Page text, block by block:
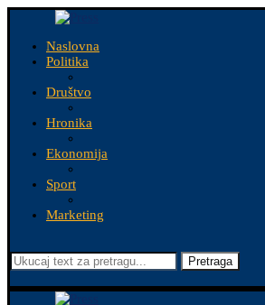
Naslovna
Politika
Društvo
Hronika
Ekonomija
Sport
Marketing
Pretraga